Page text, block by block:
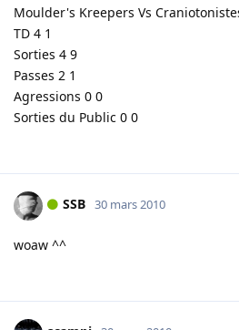
Moulder's Kreepers Vs
TD 4 1
Sorties 4 9
Passes 2 1
Agressions 0 0
Sorties du Public 0 0
SSB 30 mars 2010
woaw ^^